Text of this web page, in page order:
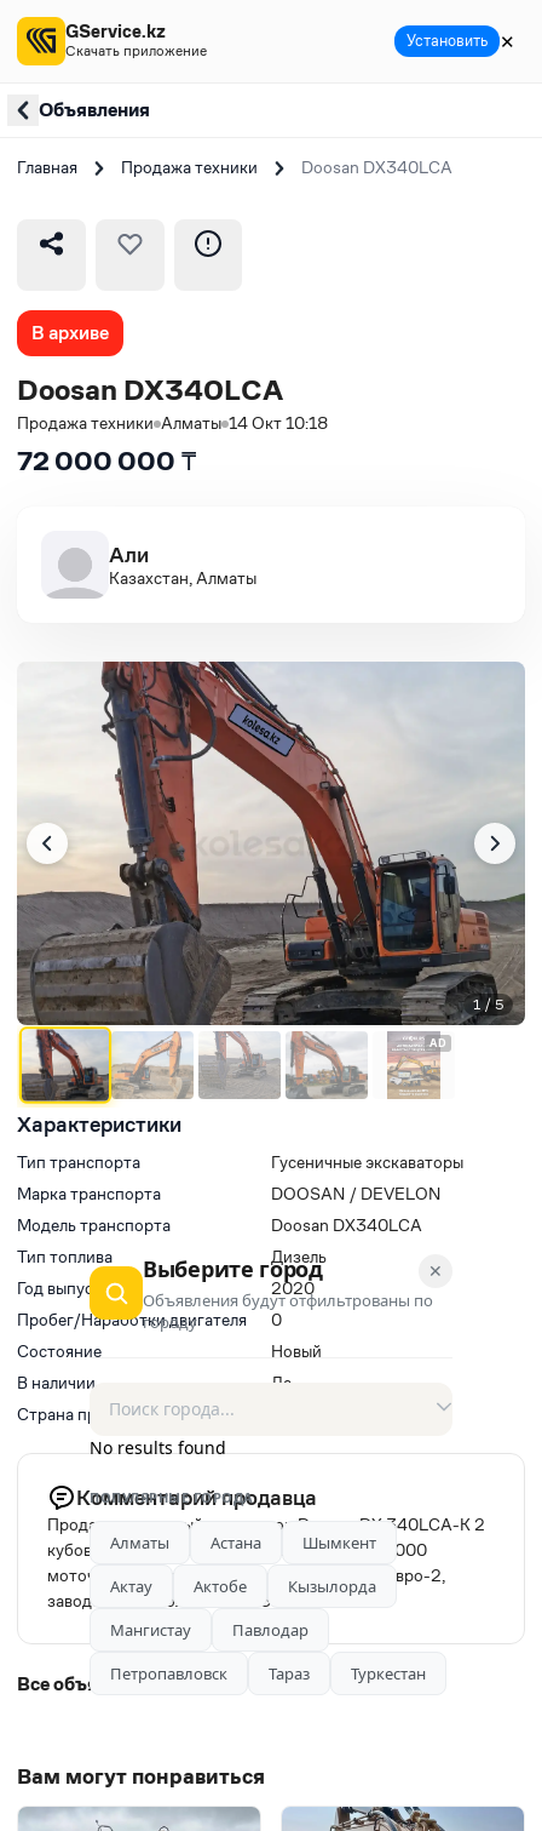
Объявления
Главная Продажа техники Doosan DX340LCA
В архиве
Doosan DX340LCA
Продажа техники Алматы 14 Окт 10:18
72 000 000 ₸
Али
Казахстан, Алматы
Характеристики
Тип транспорта
Гусеничные экскаваторы
Марка транспорта
DOOSAN / DEVELON
Модель транспорта
Doosan DX340LCA
Тип топлива
Дизель
Год выпуска
2020
Пробег/Наработки двигателя
0
Состояние
Новый
В наличии
Да
Страна производитель
1 / 5
AD
Комментарий продавца
Продам гусеничный экскаватор Doosan DX 340LCA-K 2
кубовый, в хорошем состояние с пробегом 6000
моточасов. Простая топливная аппаратура Евро-2,
заводская гидролиния Вес: 35, 630 кг
Все объявления автора
Вам могут понравиться
GService.kz
Скачать приложение Установить ✕
✕
Выберите город
Объявления будут отфильтрованы по
городу
No results found
ПОПУЛЯРНЫЕ ГОРОДА
Алматы Астана
Шымкент
Актау
Актобе
Кызылорда
Мангистау
Павлодар
Петропавловск
Тараз Туркестан